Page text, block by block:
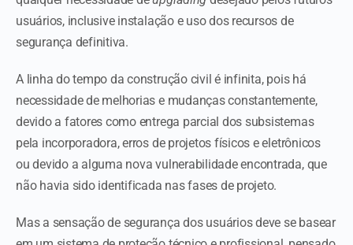
usuários, inclusive instalação e uso dos recursos de
segurança definitiva.
A linha do tempo da construção civil é infinita, pois há
necessidade de melhorias e mudanças constantemente,
devido a fatores como entrega parcial dos subsistemas
pela incorporadora, erros de projetos físicos e eletrônicos
ou devido a alguma nova vulnerabilidade encontrada, que
não havia sido identificada nas fases de projeto.
Mas a sensação de segurança dos usuários deve se basear